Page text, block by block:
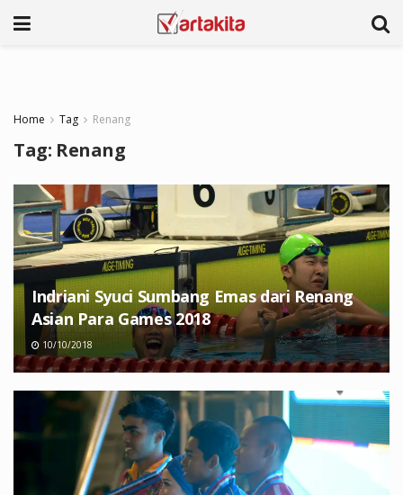
Home Tag Renang
Tag: Renang
Indriani Syuci Sumbang Emas dari Renang
Asian Para Games 2018
10/10/2018